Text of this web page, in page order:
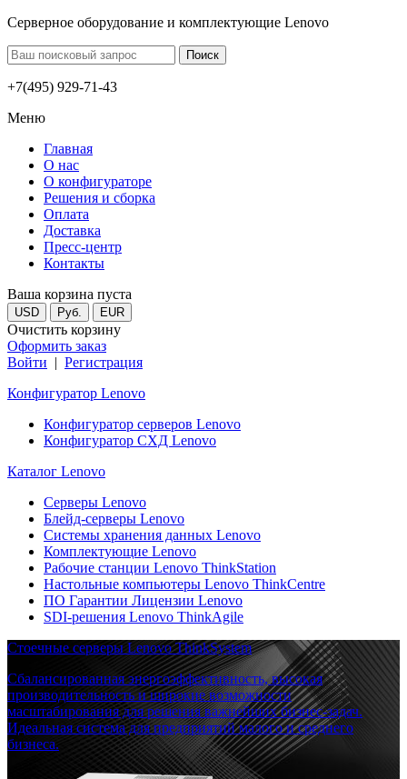
Серверное оборудование и комплектующие Lenovo
+7(495) 929-71-43
Меню
Главная
О нас
О конфигураторе
Решения и сборка
Оплата
Доставка
Пресс-центр
Контакты
Ваша корзина пуста
USD Руб. EUR
Очистить корзину
Оформить заказ
Войти | Регистрация
Конфигуратор Lenovo
Конфигуратор серверов Lenovo
Конфигуратор СХД Lenovo
Каталог Lenovo
Серверы Lenovo
Блейд-серверы Lenovo
Системы хранения данных Lenovo
Комплектующие Lenovo
Рабочие станции Lenovo ThinkStation
Настольные компьютеры Lenovo ThinkCentre
ПО Гарантии Лицензии Lenovo
SDI-решения Lenovo ThinkAgile
Стоечные серверы Lenovo ThinkSystem
Сбалансированная энергоэффективность, высокая
производительность и широкие возможности
масштабирования для решения важнейших бизнес-задач.
Идеальная система для предприятий малого и среднего
бизнеса.